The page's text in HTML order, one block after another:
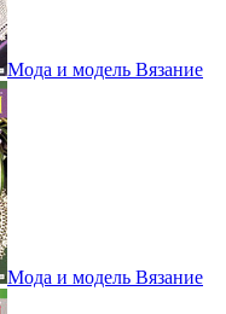
Мода и модель Вязание
Мода и модель Вязание